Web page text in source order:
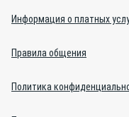
Информация о платных
Правила общения
Политика